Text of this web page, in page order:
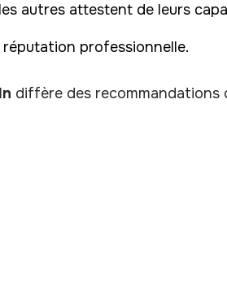
autres attestent de leurs
professionnelle.
diffère des recommandations